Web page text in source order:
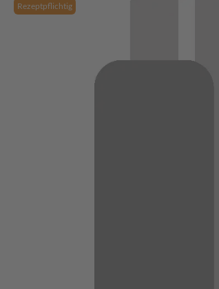
Rezeptpflichtig